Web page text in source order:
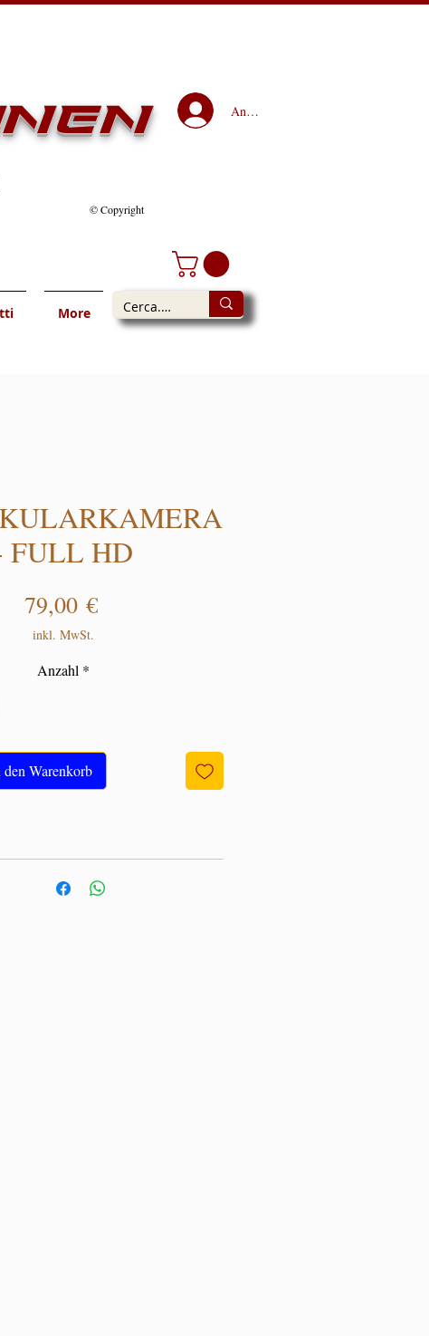
Anmelden
© Copyright
More
FULL HD
79,00 €Preis
inkl. MwSt.
Anzahl *
den Warenkorb